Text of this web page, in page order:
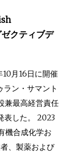
クティブデ
月16日に開催
ン・サマント
兼最高経営責任
表した。 2023
機合成化学お
、製薬および